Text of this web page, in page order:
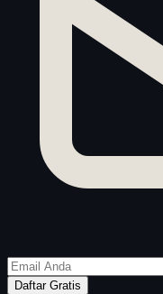
Daftar Gratis